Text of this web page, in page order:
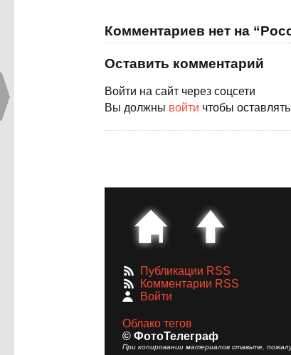
Комментариев нет на
Оставить комментарий
Войти на сайт через соцсети
Вы должны войти чтобы
Публикации RSS
Комментарии RSS
Войти
Облако тегов
© ФотоТелеграф
При копировании материалов ставьте,